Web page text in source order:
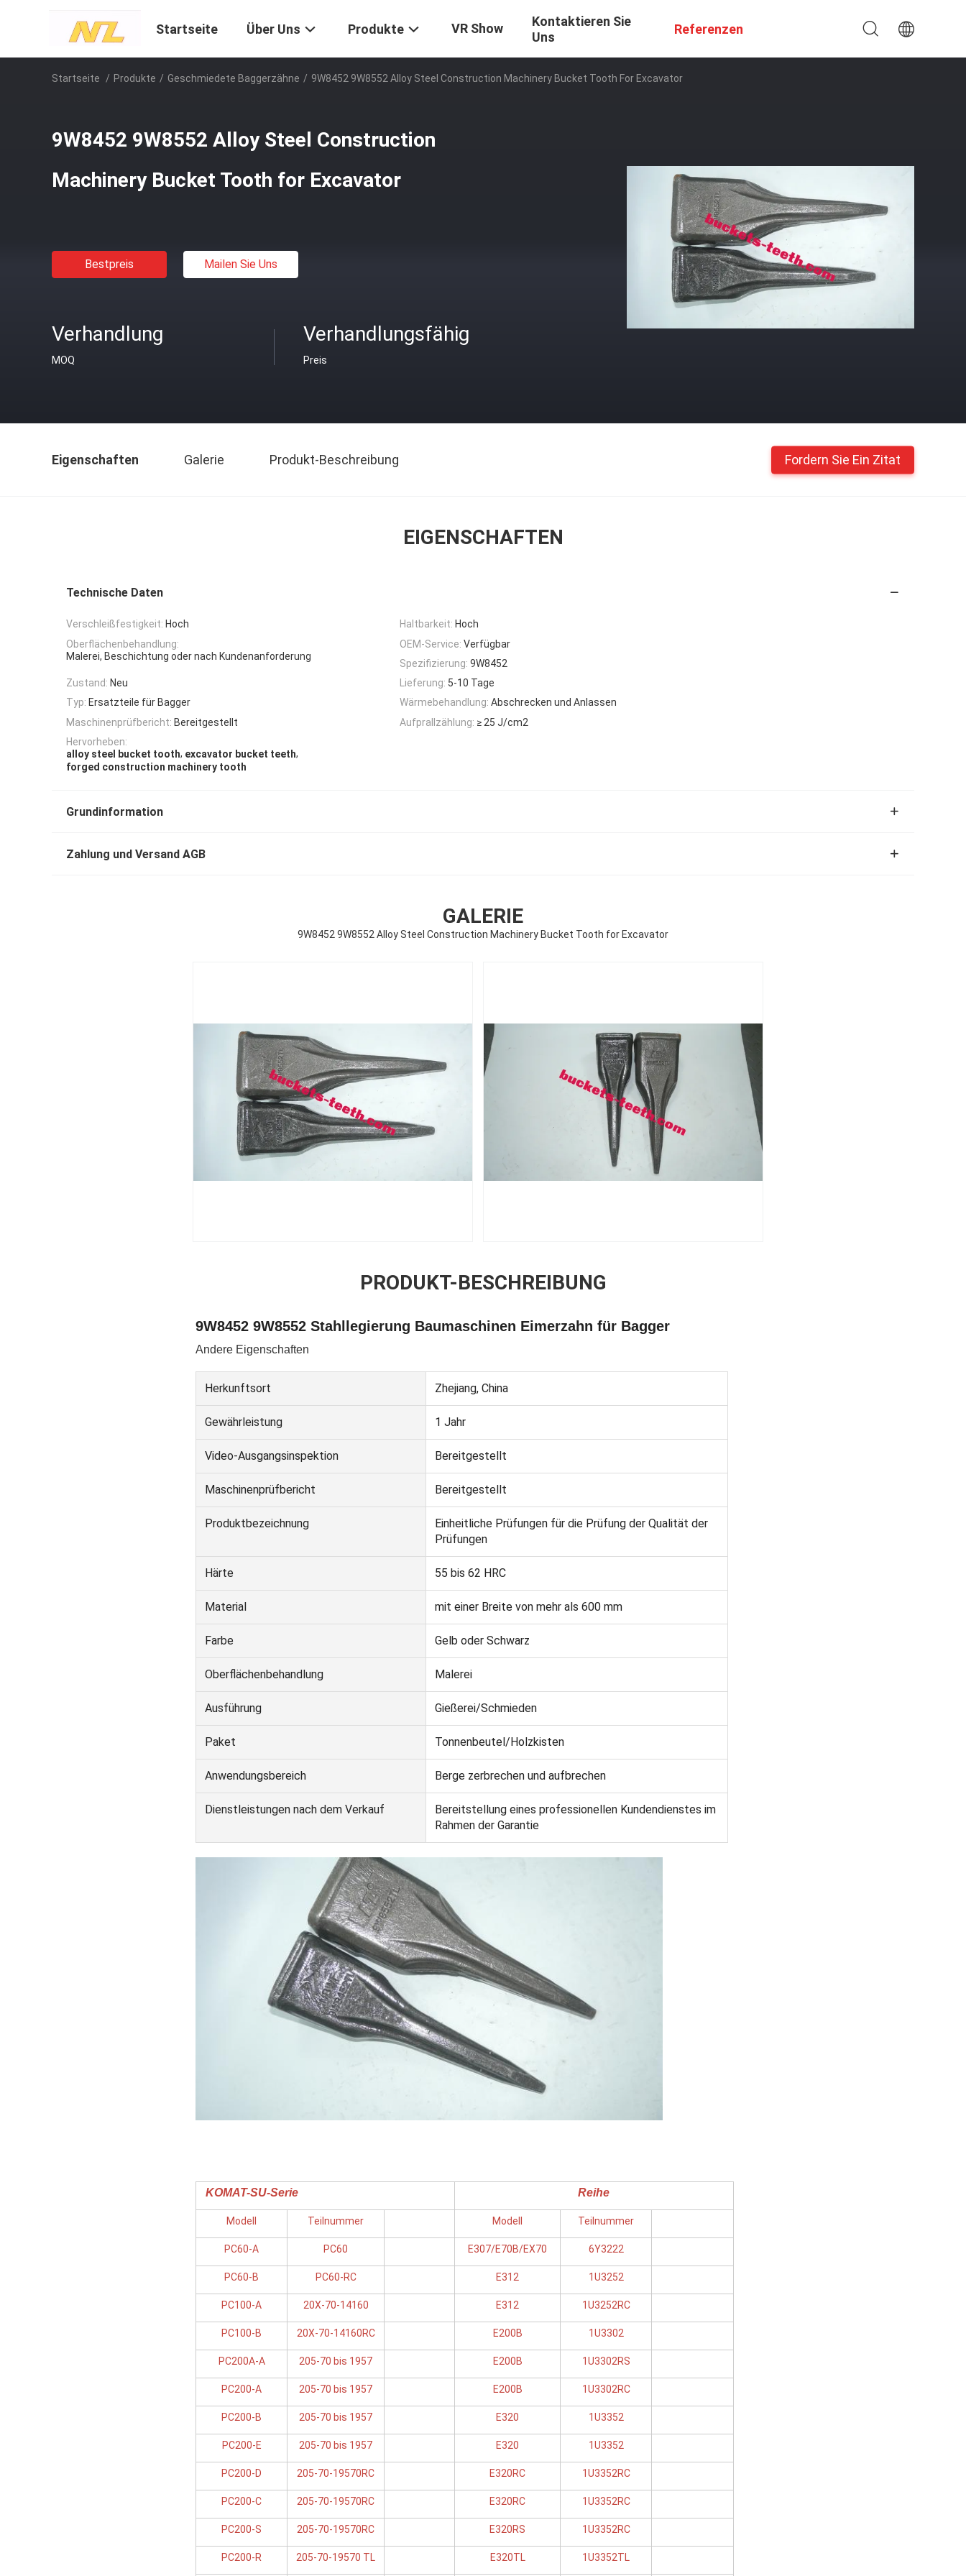
Startseite Über Uns Produkte VR Show
Kontaktieren Sie
Uns
Referenzen
Startseite / Produkte / Geschmiedete Baggerzähne / 9W8452 9W8552 Alloy Steel Construction Machinery Bucket Tooth For Excavator
9W8452 9W8552 Alloy Steel Construction
Machinery Bucket Tooth for Excavator
Bestpreis Mailen Sie Uns
Verhandlung
MOQ
Verhandlungsfähig
Preis
Eigenschaften Galerie Produkt-Beschreibung Fordern Sie Ein Zitat
EIGENSCHAFTEN
Technische Daten
Verschleißfestigkeit: Hoch Haltbarkeit: Hoch
Oberflächenbehandlung:
Malerei, Beschichtung oder nach Kundenanforderung
OEM-Service: Verfügbar
Spezifizierung: 9W8452
Zustand: Neu Lieferung: 5-10 Tage
Typ: Ersatzteile für Bagger Wärmebehandlung: Abschrecken und Anlassen
Maschinenprüfbericht: Bereitgestellt Aufprallzählung: ≥ 25 J/cm2
Hervorheben:
alloy steel bucket tooth, excavator bucket teeth,
forged construction machinery tooth
Grundinformation
Zahlung und Versand AGB
GALERIE
9W8452 9W8552 Alloy Steel Construction Machinery Bucket Tooth for Excavator
PRODUKT-BESCHREIBUNG
9W8452 9W8552 Stahllegierung Baumaschinen Eimerzahn für Bagger
Andere Eigenschaften
Herkunftsort Zhejiang, China
Gewährleistung 1 Jahr
Video-Ausgangsinspektion Bereitgestellt
Maschinenprüfbericht Bereitgestellt
Produktbezeichnung
Einheitliche Prüfungen für die Prüfung der Qualität der
Prüfungen
Härte 55 bis 62 HRC
Material mit einer Breite von mehr als 600 mm
Farbe Gelb oder Schwarz
Oberflächenbehandlung Malerei
Ausführung Gießerei/Schmieden
Paket Tonnenbeutel/Holzkisten
Anwendungsbereich Berge zerbrechen und aufbrechen
Dienstleistungen nach dem Verkauf
Bereitstellung eines professionellen Kundendienstes im
Rahmen der Garantie
KOMAT-SU-Serie Reihe
Modell Teilnummer Modell Teilnummer
PC60-A PC60 E307/E70B/EX70 6Y3222
PC60-B PC60-RC E312 1U3252
PC100-A 20X-70-14160 E312 1U3252RC
PC100-B 20X-70-14160RC E200B 1U3302
PC200A-A 205-70 bis 1957 E200B 1U3302RS
PC200-A 205-70 bis 1957 E200B 1U3302RC
PC200-B 205-70 bis 1957 E320 1U3352
PC200-E 205-70 bis 1957 E320 1U3352
PC200-D 205-70-19570RC E320RC 1U3352RC
PC200-C 205-70-19570RC E320RC 1U3352RC
PC200-S 205-70-19570RC E320RS 1U3352RC
PC200-R 205-70-19570 TL E320TL 1U3352TL